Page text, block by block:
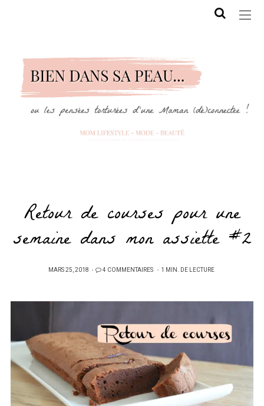
Retour de courses pour une
semaine dans mon assiette #2
PUBLIÉ
MARS 25, 2018 4 COMMENTAIRES 1 MIN. DE LECTURE